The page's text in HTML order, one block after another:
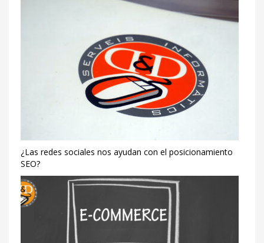
¿Las redes sociales nos ayudan con el posicionamiento
SEO?